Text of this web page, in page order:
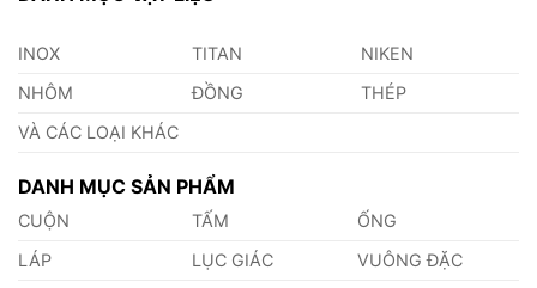
INOX TITAN
NIKEN
NHÔM
ĐỒNG
THÉP
VÀ CÁC LOẠI KHÁC
DANH MỤC SẢN PHẨM
CUỘN TẤM
ỐNG
LÁP
LỤC GIÁC
VUÔNG ĐẶC